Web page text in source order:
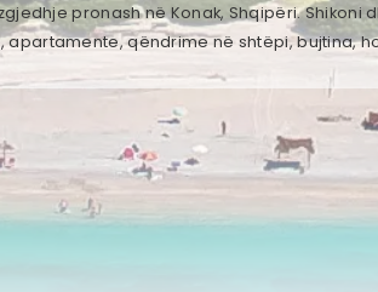
pronash në Konak, Shqipëri.
apartamente, qëndrime në shtëpi, bujtina,